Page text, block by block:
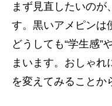
まず見直したいのが
す。黒いアメピンは
どうしても“学生感”
まいます。おしゃれ
を変えてみることか